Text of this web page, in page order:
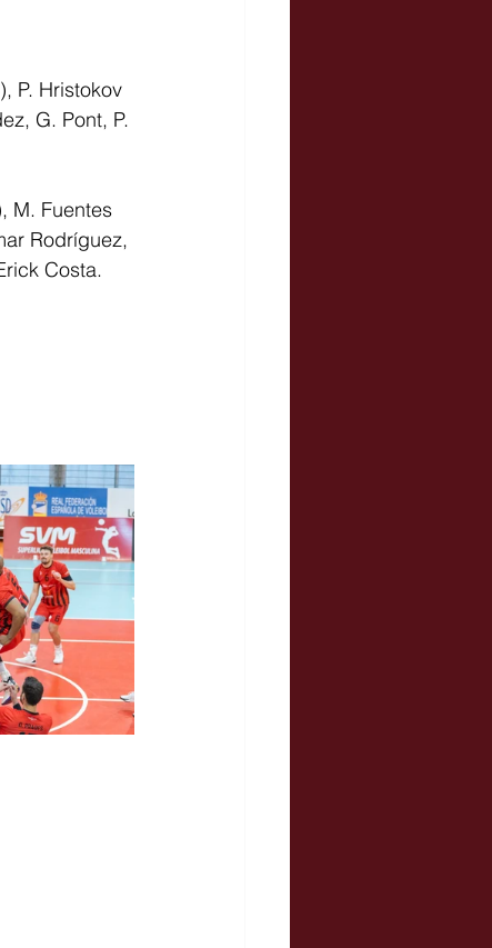
P. Hristokov
G. Pont, P.
M. Fuentes
Rodríguez,
Costa.